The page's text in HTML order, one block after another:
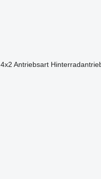
4x2 Antriebsart